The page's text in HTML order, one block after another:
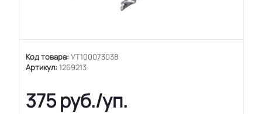
Код товара: УТ100073038
Артикул: 1269213
375руб./уп.